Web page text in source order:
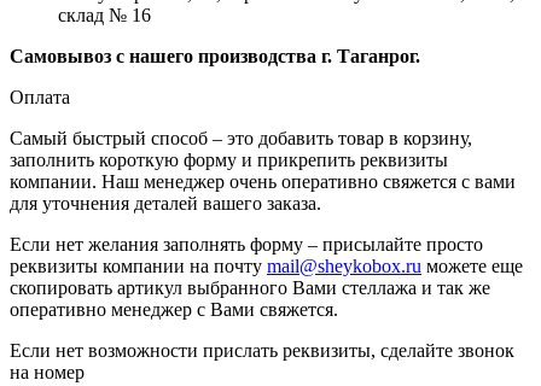
склад № 16
Самовывоз с нашего производства г. Таганрог.
Оплата
Самый быстрый способ – это добавить товар в корзину,
заполнить короткую форму и прикрепить реквизиты
компании. Наш менеджер очень оперативно свяжется с вами
для уточнения деталей вашего заказа.
Если нет желания заполнять форму – присылайте просто
реквизиты компании на почту mail@sheykobox.ru можете еще
скопировать артикул выбранного Вами стеллажа и так же
оперативно менеджер с Вами свяжется.
Если нет возможности прислать реквизиты, сделайте звонок
на номер